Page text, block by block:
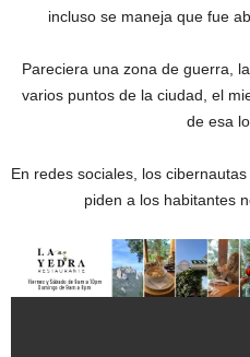
incluso se maneja que fue
Pareciera una zona de guerra,
varios puntos de la ciudad, el
de esa
En redes sociales, los
piden a los habitantes